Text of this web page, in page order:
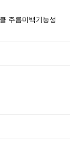
주름미백기능성